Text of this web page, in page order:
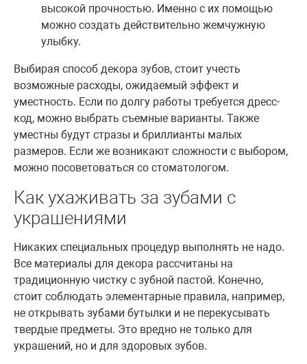
высокой прочностью. Именно с их помощью
можно создать действительно жемчужную
улыбку.
Выбирая способ декора зубов, стоит учесть
возможные расходы, ожидаемый эффект и
уместность. Если по долгу работы требуется дресс-
код, можно выбрать съемные варианты. Также
уместны будут стразы и бриллианты малых
размеров. Если же возникают сложности с выбором,
можно посоветоваться со стоматологом.
Как ухаживать за зубами с
украшениями
Никаких специальных процедур выполнять не надо.
Все материалы для декора рассчитаны на
традиционную чистку с зубной пастой. Конечно,
стоит соблюдать элементарные правила, например,
не открывать зубами бутылки и не перекусывать
твердые предметы. Это вредно не только для
украшений, но и для здоровых зубов.